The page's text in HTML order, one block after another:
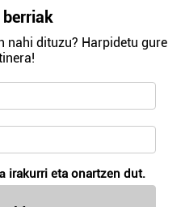
nahi dituzu? Harpidetu gure
irakurri eta onartzen dut.